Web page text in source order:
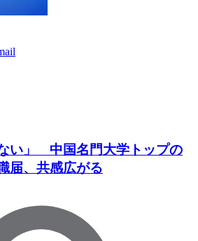
い」 中国名門大学トップの
届、共感広がる